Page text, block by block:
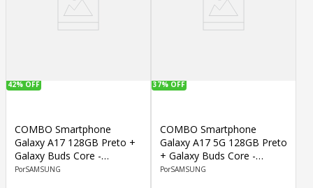
42% OFF
COMBO Smartphone
Galaxy A17 128GB Preto +
Galaxy Buds Core -
Samsung
SAMSUNG
37% OFF
COMBO Smartphone
Galaxy A17 5G 128GB Preto
+ Galaxy Buds Core -
Samsung
SAMSUNG